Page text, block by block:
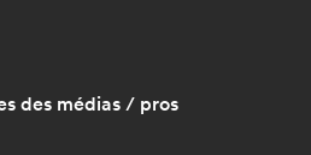
des médias / pros